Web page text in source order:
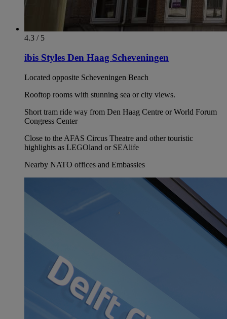
4.3 / 5
ibis Styles Den Haag Scheveningen
Located opposite Scheveningen Beach
Rooftop rooms with stunning sea or city views.
Short tram ride way from Den Haag Centre or World Forum
Congress Center
Close to the AFAS Circus Theatre and other touristic
highlights as LEGOland or SEAlife
Nearby NATO offices and Embassies